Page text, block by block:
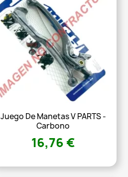
Juego De Manetas V PARTS -
Carbono
16,76 €